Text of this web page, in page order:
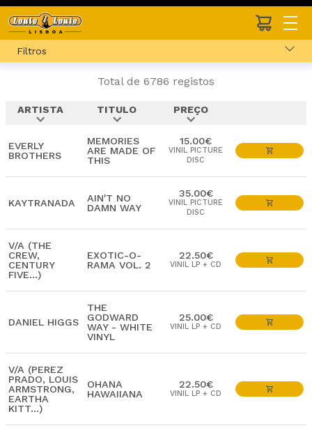
Filtros
Total de 6786 registos
ARTISTA
expand_more
TITULO
expand_more
PREÇO
expand_more
EVERLY
BROTHERS
MEMORIES
ARE MADE OF
THIS
15.00€
VINIL PICTURE
DISC
KAYTRANADA
AIN'T NO
DAMN WAY
35.00€
VINIL PICTURE
DISC
V/A (THE
CREW,
CENTURY
FIVE...)
EXOTIC-O-
RAMA VOL. 2
22.50€
VINIL LP + CD
DANIEL HIGGS
THE
GODWARD
WAY - WHITE
VINYL
25.00€
VINIL LP + CD
V/A (PEREZ
PRADO, LOUIS
ARMSTRONG,
EARTHA
KITT...)
OHANA
HAWAIIANA
22.50€
VINIL LP + CD